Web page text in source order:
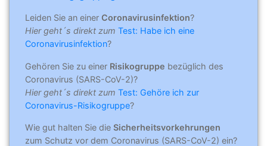
Leiden Sie an einer Coronavirusinfektion?
Hier geht´s direkt zum Test: Habe ich eine
Coronavirusinfektion?
Gehören Sie zu einer Risikogruppe bezüglich des
Coronavirus (SARS-CoV-2)?
Hier geht´s direkt zum Test: Gehöre ich zur
Coronavirus-Risikogruppe?
Wie gut halten Sie die Sicherheitsvorkehrungen
zum Schutz vor dem Coronavirus (SARS-CoV-2) ein?